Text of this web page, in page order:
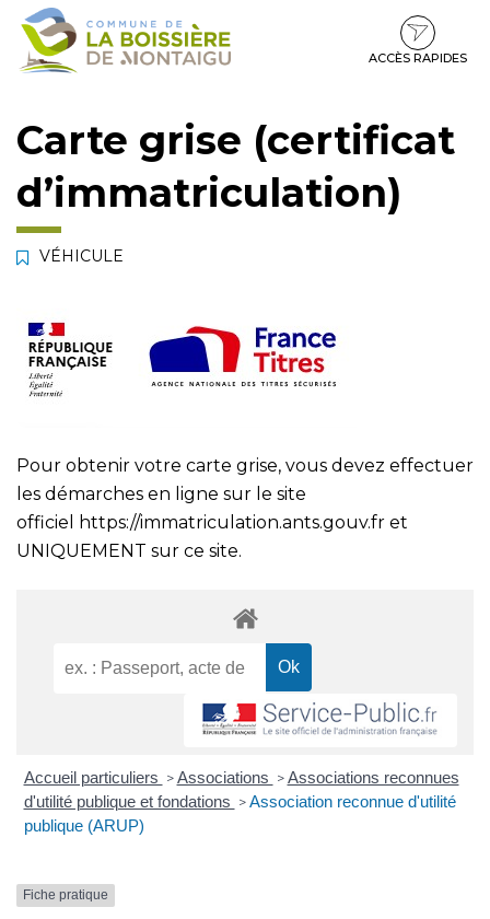
Gestion des traceurs
Aller
Aller
contenu
Aller
pied
ACCÈS RAPIDES
Carte grise (certificat
d’immatriculation)
VÉHICULE
Pour obtenir votre carte grise, vous devez effectuer
les démarches en ligne sur le site
officiel
https://immatriculation.ants.gouv.fr et
UNIQUEMENT sur ce site.
Accueil particuliers > Associations > Associations reconnues
d'utilité publique et fondations > Association reconnue d'utilité
publique (ARUP)
Fiche pratique